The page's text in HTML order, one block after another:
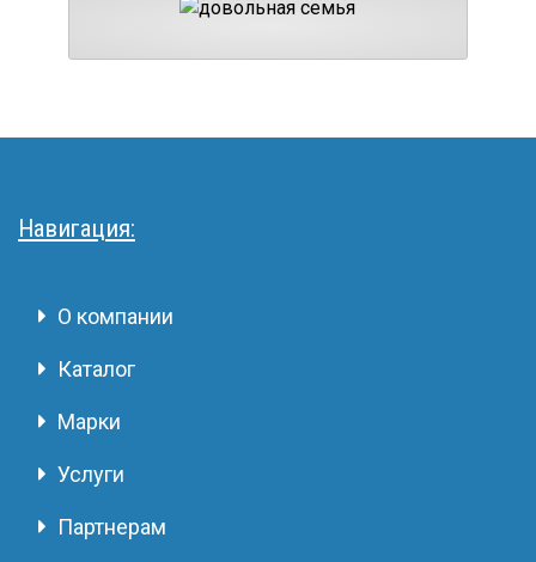
Навигация:
О компании
Каталог
Марки
Услуги
Партнерам